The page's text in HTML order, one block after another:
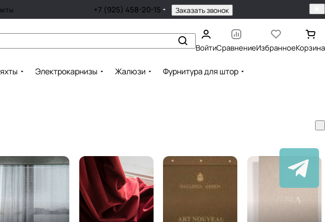
+7 (925) 458-20-15 Заказать звонок
ВойтиСравнениеИзбранноеКорзина
Электрокарнизы Жалюзи Фурнитура для штор